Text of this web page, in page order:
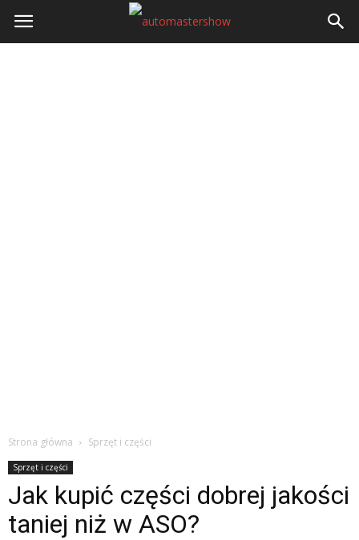
Strona główna Sprzęt i części
Sprzęt i części
Jak kupić części dobrej jakości
taniej niż w ASO?